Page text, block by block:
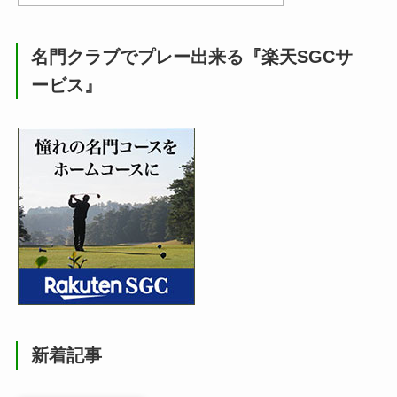
名門クラブでプレー出来る『楽天SGCサ
ービス』
新着記事